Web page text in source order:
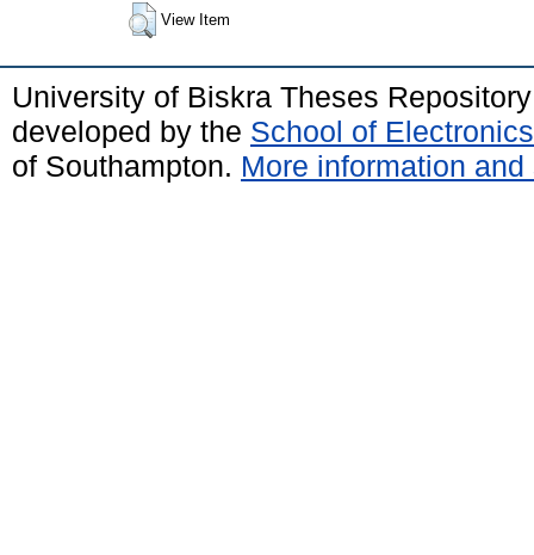
View Item
University of Biskra Theses
developed by the School of
of Southampton. More information